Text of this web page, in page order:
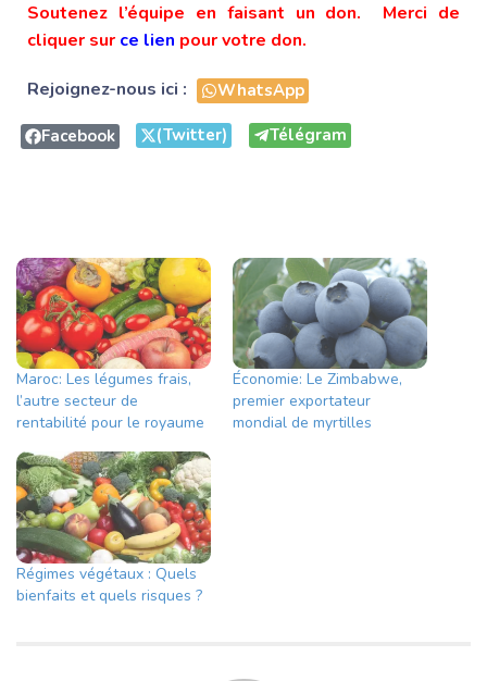
Soutenez l’équipe en faisant un don. Merci de
cliquer sur ce lien pour votre don.
Rejoignez-nous ici : WhatsApp
Facebook (Twitter) Télégram
Maroc: Les légumes frais,
l’autre secteur de
rentabilité pour le royaume
Économie: Le Zimbabwe,
premier exportateur
mondial de myrtilles
Régimes végétaux : Quels
bienfaits et quels risques ?